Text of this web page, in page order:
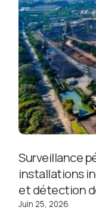
Surveillance
installations
et détection
Juin 25, 2026